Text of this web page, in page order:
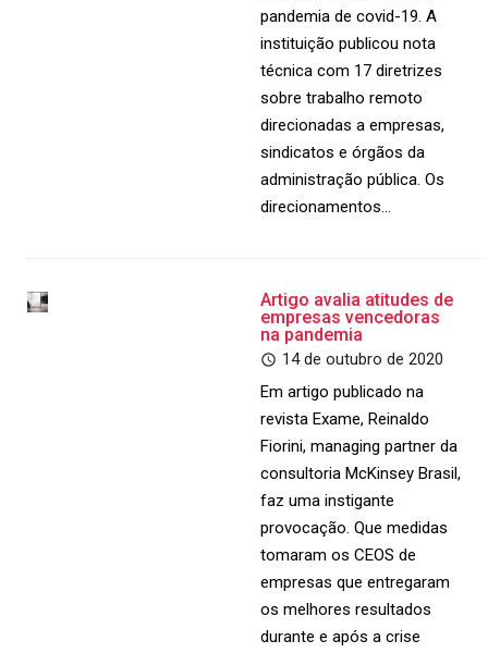
pandemia de covid-19. A
instituição publicou nota
técnica com 17 diretrizes
sobre trabalho remoto
direcionadas a empresas,
sindicatos e órgãos da
administração pública. Os
direcionamentos…
Artigo avalia atitudes de
empresas vencedoras
na pandemia
14 de outubro de 2020
Em artigo publicado na
revista Exame, Reinaldo
Fiorini, managing partner da
consultoria McKinsey Brasil,
faz uma instigante
provocação. Que medidas
tomaram os CEOS de
empresas que entregaram
os melhores resultados
durante e após a crise